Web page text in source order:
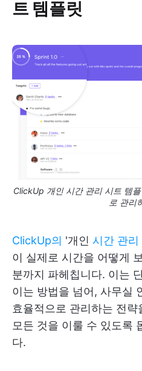
트 템플릿
ClickUp 개인 시간 관리 시트 템
로 관리
ClickUp의 '개인 시간 관리
이 실제로 시간을 어떻게
분까지 파헤칩니다. 이는
이는 방법을 넘어, 사무실
효율적으로 관리하는 전
모든 것을 이룰 수 있도록
다.